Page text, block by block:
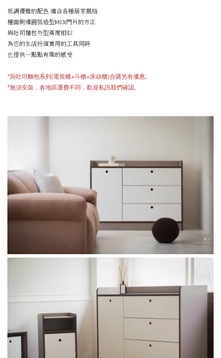
低調優雅的配色 適合各種居家風格
檯面側邊圓弧造型MIX門片的方正
與吐司麵包外型高度相似
為您的生活扮演實用的工具同時
也提供一點點有趣的感受
*與吐司麵包系列(電視櫃+斗櫃+床頭櫃)合購另有優惠。
*無須安裝，各地區運費不同，歡迎私訊我們確認。